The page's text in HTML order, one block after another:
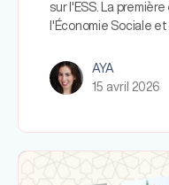
sur l'ESS. La
l'Économie Sociale et
AYA
15 avril 2026